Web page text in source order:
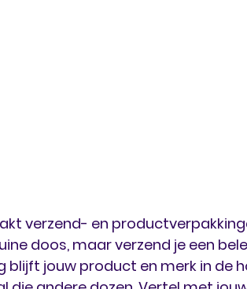
verzend- en
doos, maar verzend je een
blijft jouw product en merk in de